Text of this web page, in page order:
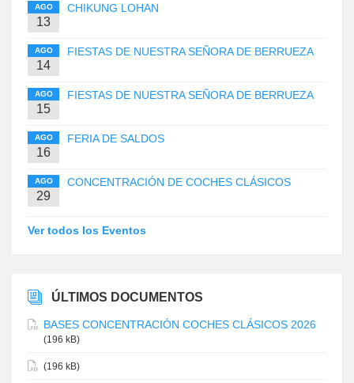
AGO
13
CHIKUNG LOHAN
AGO
14
FIESTAS DE NUESTRA SEÑORA DE BERRUEZA
AGO
15
FIESTAS DE NUESTRA SEÑORA DE BERRUEZA
AGO
16
FERIA DE SALDOS
AGO
29
CONCENTRACIÓN DE COCHES CLÁSICOS
Ver todos los Eventos
ÚLTIMOS DOCUMENTOS
BASES CONCENTRACIÓN COCHES CLÁSICOS 2026
(196 kB)
(196 kB)